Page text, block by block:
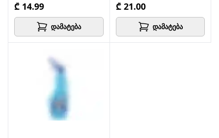
₾ 14.99
დამატება
₾ 21.00
დამატება